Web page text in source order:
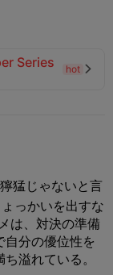
Series
hot 
猛じゃないと言
っかいを出すな
は、対決の準備
自分の優位性を
溢れている。